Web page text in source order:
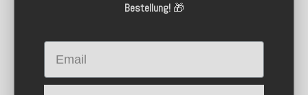
Bestellung!🎁
Email